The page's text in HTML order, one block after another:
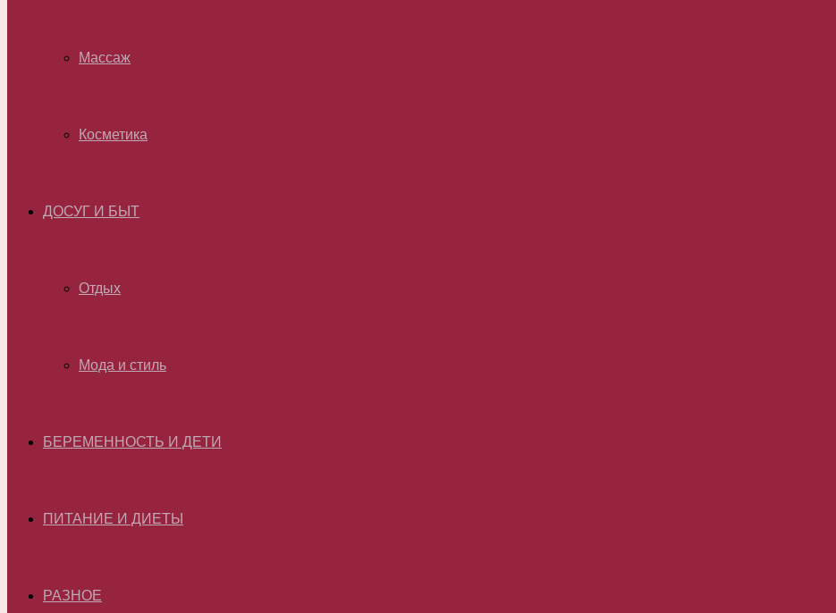
Массаж
Косметика
ДОСУГ И БЫТ
Отдых
Мода и стиль
БЕРЕМЕННОСТЬ И ДЕТИ
ПИТАНИЕ И ДИЕТЫ
РАЗНОЕ